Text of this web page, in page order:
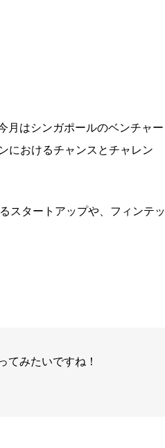
月はシンガポールのベンチャー
におけるチャンスとチャレン
スタートアップや、フィンテッ
みたいですね！